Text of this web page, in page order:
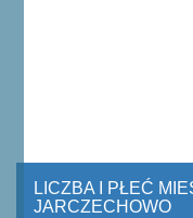
LICZBA I PŁEĆ
JARCZECHOWO